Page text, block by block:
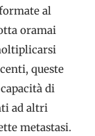
al
oramai
queste
di
ad altri
metastasi.